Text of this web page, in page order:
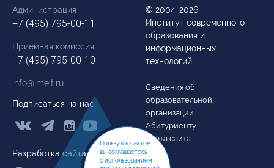
Подписаться на нас
  
Разработка сайта
Администрация
+7 (495) 795-00-11
Приёмная комиссия
+7 (495) 795-00-10
info@imeit.ru
© 2004-2026
Институт современного
образования и
информационных
технологий
Сведения об
образовательной
организации
Абитуриенту
Карта сайта
Пользуясь сайтом,
вы соглашаетесь
с использованием